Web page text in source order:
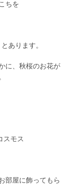
ちを
あります。
に、秋桜のお花が
スモス
部屋に飾ってもら